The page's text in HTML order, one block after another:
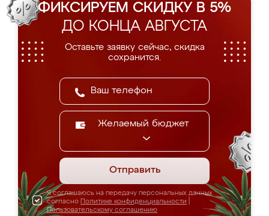
ФИКСИРУЕМ СКИДКУ В 5%
ДО КОНЦА АВГУСТА
Оставьте заявку сейчас, скидка
сохранится.
Желаемый бюджет
Отправить
Я соглашаюсь на передачу персональных данных
согласно Политике конфиденциальности
Пользовательскому соглашению